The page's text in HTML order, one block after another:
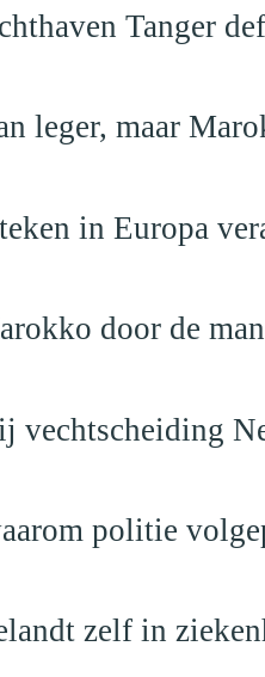
Tanger
leger, maar
in Europa
door de
vechtscheiding
politie
zelf in